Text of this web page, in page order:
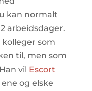
kan normalt
arbeidsdager.
som
til, men som
vil Escort
og elske